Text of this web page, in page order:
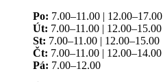
Po: 7.00–11.00 | 12.00–17.00
Út: 7.00–11.00 | 12.00–15.00
St: 7.00–11.00 | 12.00–15.00
Čt: 7.00–11.00 | 12.00–14.00
Pá: 7.00–12.00